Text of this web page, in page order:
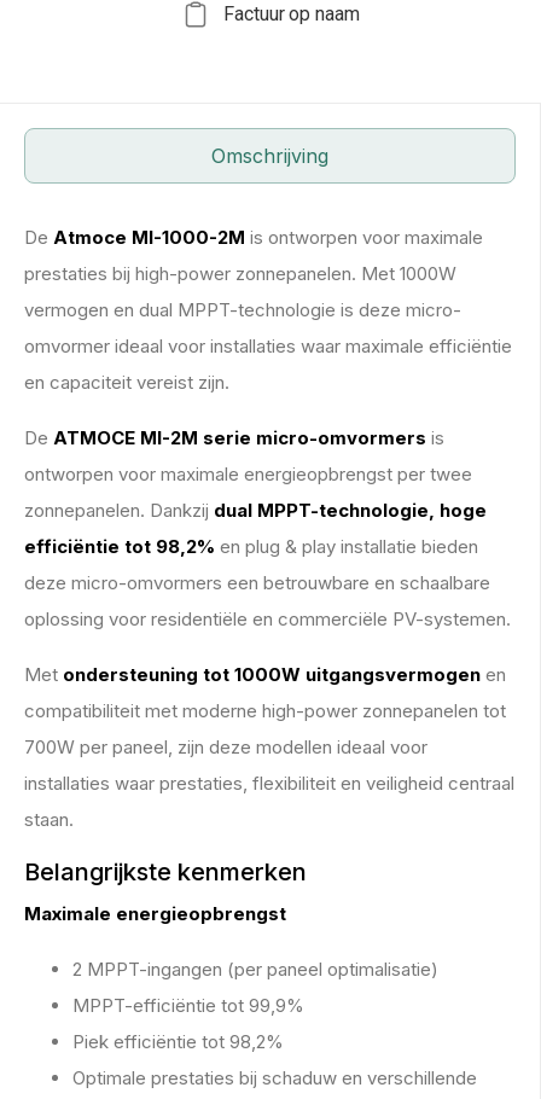
Factuur op naam
Omschrijving
De Atmoce MI-1000-2M is ontworpen voor maximale
prestaties bij high-power zonnepanelen. Met 1000W
vermogen en dual MPPT-technologie is deze micro-
omvormer ideaal voor installaties waar maximale efficiëntie
en capaciteit vereist zijn.
De ATMOCE MI-2M serie micro-omvormers is
ontworpen voor maximale energieopbrengst per twee
zonnepanelen. Dankzij dual MPPT-technologie, hoge
efficiëntie tot 98,2% en plug & play installatie bieden
deze micro-omvormers een betrouwbare en schaalbare
oplossing voor residentiële en commerciële PV-systemen.
Met ondersteuning tot 1000W uitgangsvermogen en
compatibiliteit met moderne high-power zonnepanelen tot
700W per paneel, zijn deze modellen ideaal voor
installaties waar prestaties, flexibiliteit en veiligheid centraal
staan.
Belangrijkste kenmerken
Maximale energieopbrengst
2 MPPT-ingangen (per paneel optimalisatie)
MPPT-efficiëntie tot 99,9%
Piek efficiëntie tot 98,2%
Optimale prestaties bij schaduw en verschillende